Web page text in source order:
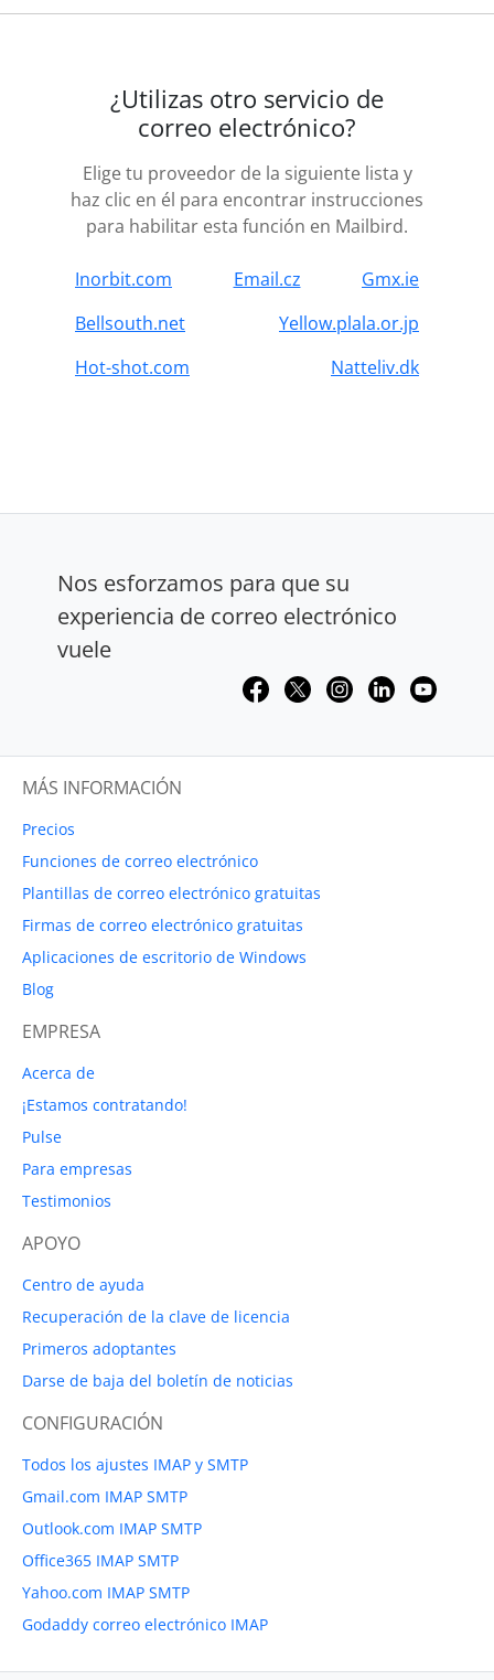
¿Utilizas otro servicio de
correo electrónico?
Elige tu proveedor de la siguiente lista y
haz clic en él para encontrar instrucciones
para habilitar esta función en Mailbird.
Inorbit.com Email.cz
Gmx.ie
Bellsouth.net
Yellow.plala.or.jp
Hot-shot.com
Natteliv.dk
Nos esforzamos para que su
experiencia de correo electrónico
vuele
MÁS INFORMACIÓN
Precios
Funciones de correo electrónico
Plantillas de correo electrónico gratuitas
Firmas de correo electrónico gratuitas
Aplicaciones de escritorio de Windows
Blog
EMPRESA
Acerca de
¡Estamos contratando!
Pulse
Para empresas
Testimonios
APOYO
Centro de ayuda
Recuperación de la clave de licencia
Primeros adoptantes
Darse de baja del boletín de noticias
CONFIGURACIÓN
Todos los ajustes IMAP y SMTP
Gmail.com IMAP SMTP
Outlook.com IMAP SMTP
Office365 IMAP SMTP
Yahoo.com IMAP SMTP
Godaddy correo electrónico IMAP